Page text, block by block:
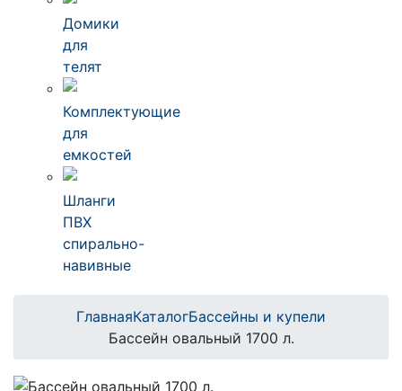
Домики
для
телят
Комплектующие
для
емкостей
Шланги
ПВХ
спирально-
навивные
ГлавнаяКаталогБассейны и купели
Бассейн овальный 1700 л.